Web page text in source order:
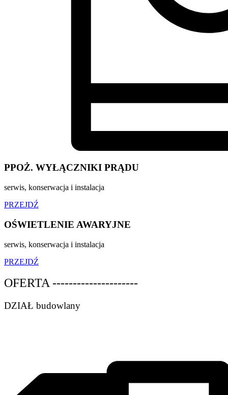
PPOŻ. WYŁĄCZNIKI PRĄDU
serwis, konserwacja i instalacja
PRZEJDŹ
OŚWIETLENIE AWARYJNE
serwis, konserwacja i instalacja
PRZEJDŹ
OFERTA ---------------------
DZIAŁ budowlany